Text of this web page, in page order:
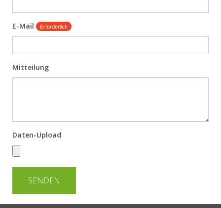
E-Mail Erforderlich
Mitteilung
Daten-Upload